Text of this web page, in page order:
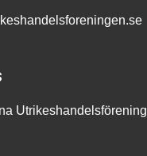
Utrikeshandelsförening